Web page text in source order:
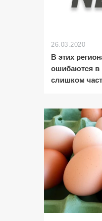
26.03.2020
В этих
ошибаются в
слишком